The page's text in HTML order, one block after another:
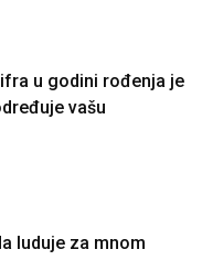
u godini rođenja je
vašu
luduje za mnom